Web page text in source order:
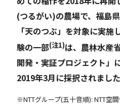
(つるがい)の農場で、福島
「天のつぶ」を対象に実施
験の一部(注1)は、農林水産
開発・実証プロジェクト」
2019年3月に採択されました
※NTTグループ(五十音順): NTT空